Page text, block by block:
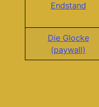
Endstand
Die Glocke
(paywall)